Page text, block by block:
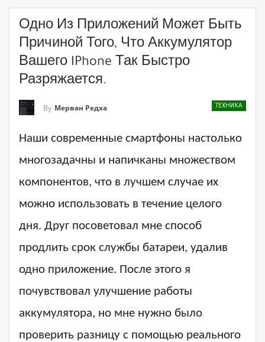
Одно Из Приложений Может Быть
Причиной Того, Что Аккумулятор
Вашего IPhone Так Быстро
Разряжается.
ТЕХНИКА
By Мерван Редха
Наши современные смартфоны настолько
многозадачны и напичканы множеством
компонентов, что в лучшем случае их
можно использовать в течение целого
дня. Друг посоветовал мне способ
продлить срок службы батареи, удалив
одно приложение. После этого я
почувствовал улучшение работы
аккумулятора, но мне нужно было
проверить разницу с помощью реального